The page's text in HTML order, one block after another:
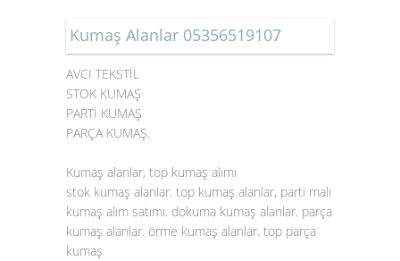
Kumaş Alanlar 05356519107
AVCI TEKSTİL
STOK KUMAŞ
PARTİ KUMAŞ
PARÇA KUMAŞ.
Kumaş alanlar, top kumaş alımı
stok kumaş alanlar. top kumaş alanlar, parti malı
kumaş alım satımı. dokuma kumaş alanlar. parça
kumaş alanlar. örme kumaş alanlar. top parça
kumaş